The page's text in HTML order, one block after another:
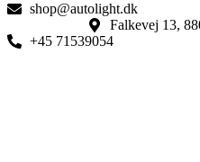
shop@autolight.dk
Falkevej 13,
+45 71539054